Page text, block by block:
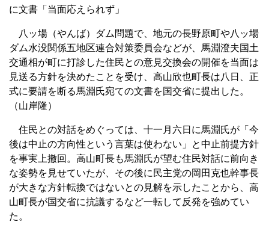
に文書「当面応えられず」
八ッ場（やんば）ダム問題で、地元の長野原町や八ッ場
ダム水没関係五地区連合対策委員会などが、馬淵澄夫国土
交通相が町に打診した住民との意見交換会の開催を当面は
見送る方針を決めたことを受け、高山欣也町長は八日、正
式に要請を断る馬淵氏宛ての文書を国交省に提出した。
（山岸隆）
住民との対話をめぐっては、十一月六日に馬淵氏が「今
後は中止の方向性という言葉は使わない」と中止前提方針
を事実上撤回。高山町長も馬淵氏が望む住民対話に前向き
な姿勢を見せていたが、その後に民主党の岡田克也幹事長
が大きな方針転換ではないとの見解を示したことから、高
山町長が国交省に抗議するなど一転して反発を強めてい
た。